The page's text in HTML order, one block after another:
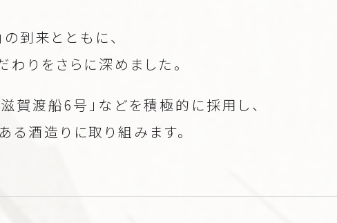
到来とともに、
りをさらに深めました。
賀渡船6号」などを積極的に採用し、
酒造りに取り組みます。